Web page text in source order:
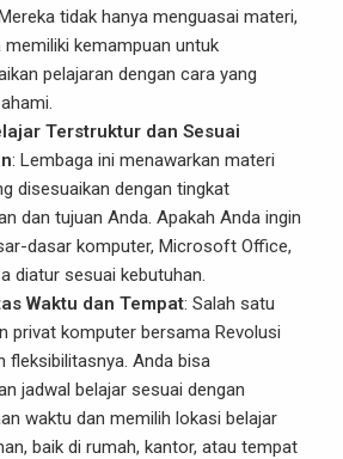
tidak hanya menguasai materi,
memiliki kemampuan untuk
pelajaran dengan cara yang
Terstruktur dan Sesuai
: Lembaga ini menawarkan materi
disesuaikan dengan tingkat
dan tujuan Anda. Apakah Anda ingin
dasar komputer, Microsoft Office,
diatur sesuai kebutuhan.
Waktu dan Tempat: Salah satu
privat komputer bersama Revolusi
fleksibilitasnya. Anda bisa
jadwal belajar sesuai dengan
waktu dan memilih lokasi belajar
baik di rumah, kantor, atau tempat